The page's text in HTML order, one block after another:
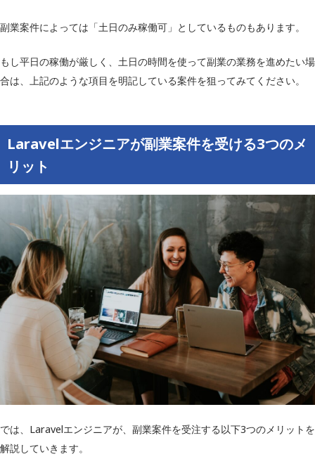
副業案件によっては「土日のみ稼働可」としているものもあります。
もし平日の稼働が厳しく、土日の時間を使って副業の業務を進めたい場
合は、上記のような項目を明記している案件を狙ってみてください。
Laravelエンジニアが副業案件を受ける3つのメ
リット
では、Laravelエンジニアが、副業案件を受注する以下3つのメリットを
解説していきます。